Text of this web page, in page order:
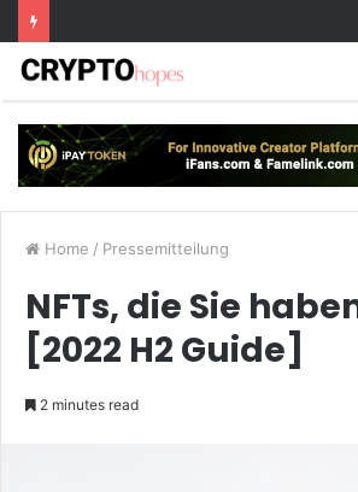
Home / Pressemitteilung
NFTs, die Sie
[2022 H2 Guide]
2 minutes read